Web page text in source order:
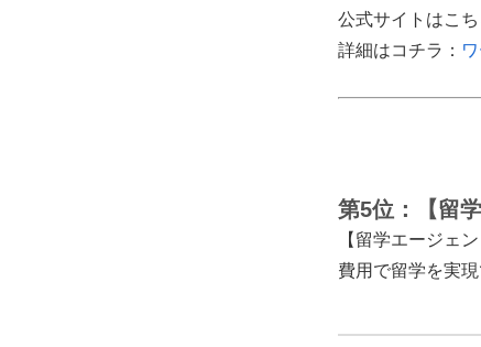
公式サイトはこち
詳細はコチラ：
第5位：【留
【留学エージェ
費用で留学を実